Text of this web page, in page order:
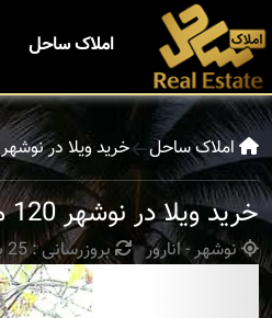
املاک ساحل
املاک ساحل خرید ویلا در نوشهر
خرید ویلا در نوشهر 120 متری روستای انارور
نوشهر - انارور بروزرسانی : 25 بهمن 1404